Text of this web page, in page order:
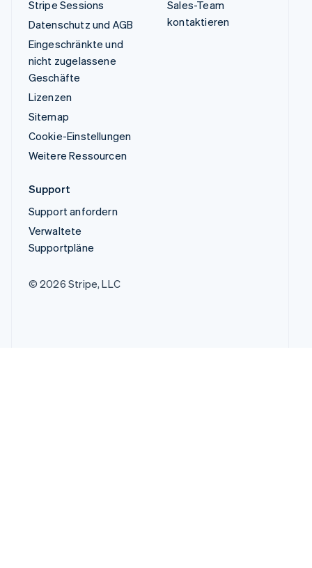
Stripe Sessions
Datenschutz und AGB
Eingeschränkte und
nicht zugelassene
Geschäfte
Lizenzen
Sitemap
Cookie-Einstellungen
Weitere Ressourcen
Sales-Team
kontaktieren
Support
Support anfordern
Verwaltete
Supportpläne
© 2026 Stripe, LLC